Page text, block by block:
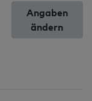
Angaben
ändern